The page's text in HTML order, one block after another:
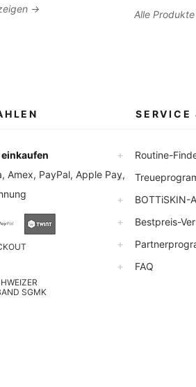
Alle Produkte
→
SGMK
SERVICE
+ Routine-
+
+ BOTTiSKIN-
+ Bestpreis-
+
+ FAQ
Amex, PayPal, Apple Pay,